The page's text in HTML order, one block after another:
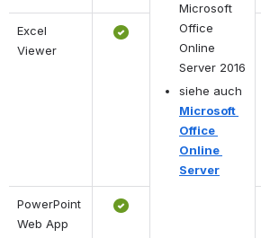
Microsoft
Office
Online
Server 2016
Microsoft
Office
Online
Server
Excel
Viewer
PowerPoint
Web App